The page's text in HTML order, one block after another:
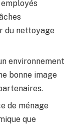
du nettoyage
environnement
bonne image
de ménage
que